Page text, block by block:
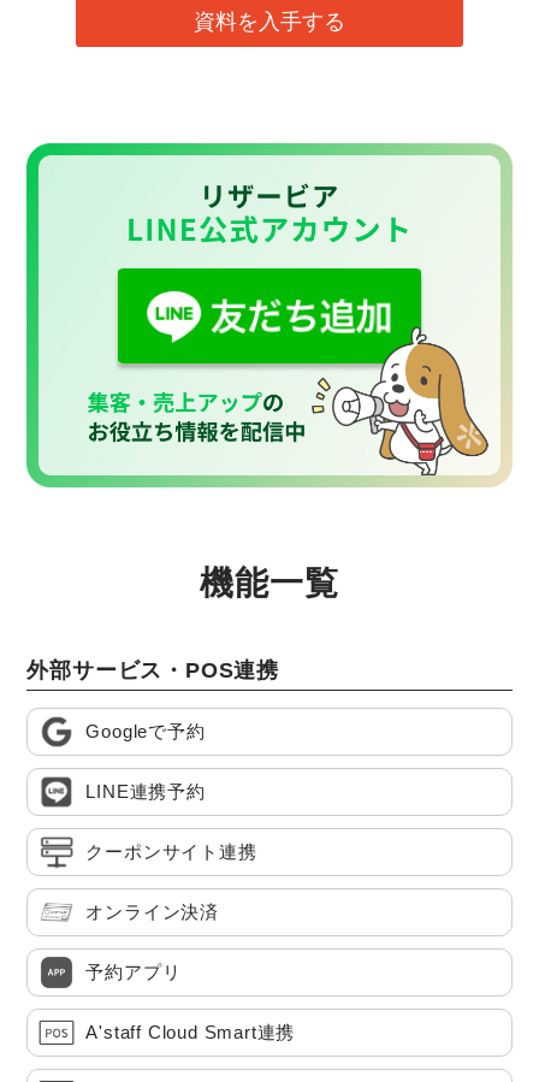
資料を入手する
機能一覧
外部サービス・POS連携
Googleで予約
LINE連携予約
クーポンサイト連携
オンライン決済
予約アプリ
A'staff Cloud Smart連携